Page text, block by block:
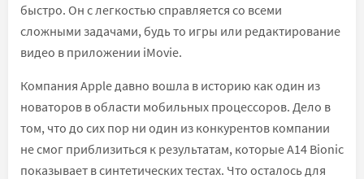
быстро. Он с легкостью справляется со всеми
сложными задачами, будь то игры или редактирование
видео в приложении iMovie.
Компания Apple давно вошла в историю как один из
новаторов в области мобильных процессоров. Дело в
том, что до сих пор ни один из конкурентов компании
не смог приблизиться к результатам, которые A14 Bionic
показывает в синтетических тестах. Что осталось для